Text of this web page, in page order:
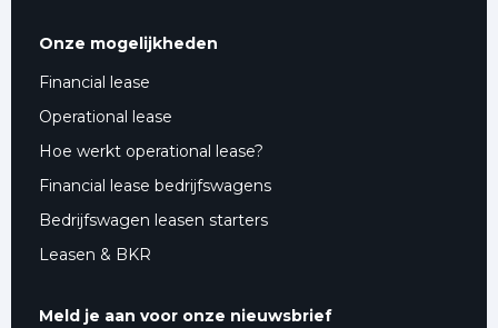
Onze mogelijkheden
Financial lease
Operational lease
Hoe werkt operational lease?
Financial lease bedrijfswagens
Bedrijfswagen leasen starters
Leasen & BKR
Meld je aan voor onze nieuwsbrief